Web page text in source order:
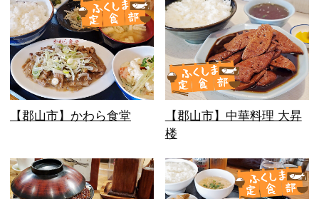
【郡山市】かわら食堂
【郡山市】中華料理 大昇
楼